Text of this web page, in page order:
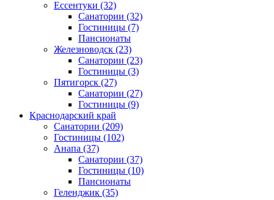
Ессентуки (32)
Санатории (32)
Гостиницы (7)
Пансионаты
Железноводск (23)
Санатории (23)
Гостиницы (3)
Пятигорск (27)
Санатории (27)
Гостиницы (9)
Краснодарский край
Санатории (209)
Гостиницы (102)
Анапа (37)
Санатории (37)
Гостиницы (10)
Пансионаты
Геленджик (35)